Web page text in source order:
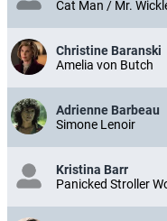
Cat Man / Mr.
Christine Baranski
Amelia von Butch
Adrienne Barbeau
Simone Lenoir
Kristina Barr
Panicked Stroller